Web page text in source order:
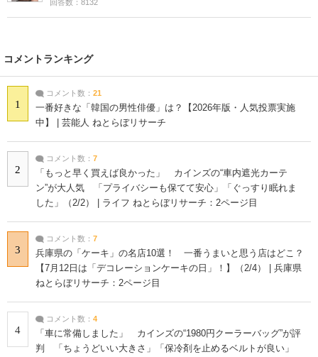
回答数：8132
コメントランキング
1
コメント数： 21
一番好きな「韓国の男性俳優」は？【2026年版・人気投票実施
中】 | 芸能人 ねとらぼリサーチ
2
コメント数： 7
「もっと早く買えば良かった」 カインズの“車内遮光カーテ
ン”が大人気 「プライバシーも保てて安心」「ぐっすり眠れま
した」（2/2） | ライフ ねとらぼリサーチ：2ページ目
3
コメント数： 7
兵庫県の「ケーキ」の名店10選！ 一番うまいと思う店はどこ？
【7月12日は「デコレーションケーキの日」！】（2/4） | 兵庫県
ねとらぼリサーチ：2ページ目
4
コメント数： 4
「車に常備しました」 カインズの“1980円クーラーバッグ”が評
判 「ちょうどいい大きさ」「保冷剤を止めるベルトが良い」